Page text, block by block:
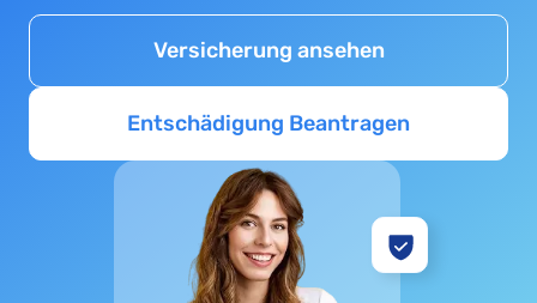
Versicherung ansehen
Entschädigung Beantragen